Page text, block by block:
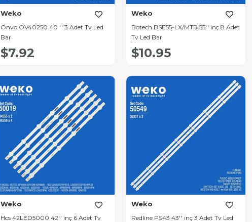
Weko
Onvo OV40250 40 '' 3 Adet Tv Led
Bar
$7.92
Weko
Botech BSE55-LX/MTR 55'' inç 8 Adet
Tv Led Bar
$10.95
Weko
Hcs 42LED5000 42'' inç 6 Adet Tv
Weko
Redline PS43 43'' inç 3 Adet Tv Led